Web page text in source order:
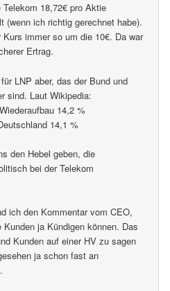
18,72€ pro Aktie
(wenn ich richtig gerechnet habe).
Kurs immer so um die 10€. Da war
Ertrag.
LNP aber, das der Bund und
sind. Laut Wikipedia:
14,2 %
14,1 %
den Hebel geben, die
bei der Telekom
ich den Kommentar vom CEO,
Kunden ja Kündigen können. Das
Kunden auf einer HV zu sagen
ja schon fast an